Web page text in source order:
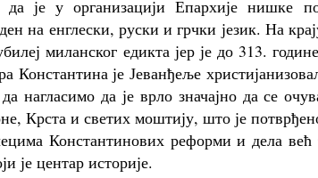
је у организацији Епархије нишке
на енглески, руски и грчки језик. На
миланског едикта јер је до 313.
Константина је Јеванђеље
нагласимо да је врло значајно да се
Крста и светих моштију, што је
Константинових реформи и дела
је центар историје.